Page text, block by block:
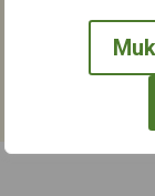
Tampere